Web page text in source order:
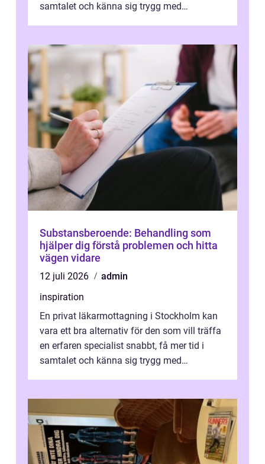
samtalet och känna sig trygg med
Substansberoende: Behandling som
hjälper dig förstå problemen och hitta
vägen vidare
12 juli 2026
admin
inspiration
En privat läkarmottagning i Stockholm kan
vara ett bra alternativ för den som vill träffa
en erfaren specialist snabbt, få mer tid i
samtalet och känna sig trygg med